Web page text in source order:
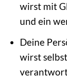
wirst mit
und ein
Deine
wirst